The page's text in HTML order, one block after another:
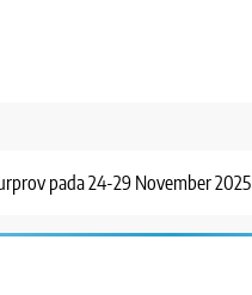
pada 24-29 November 2025